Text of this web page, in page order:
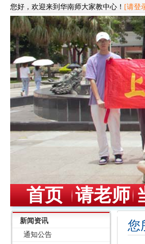
您好，欢迎来到华南师大家教中心！ [请登
首页 请老师
新闻资讯
通知公告
您